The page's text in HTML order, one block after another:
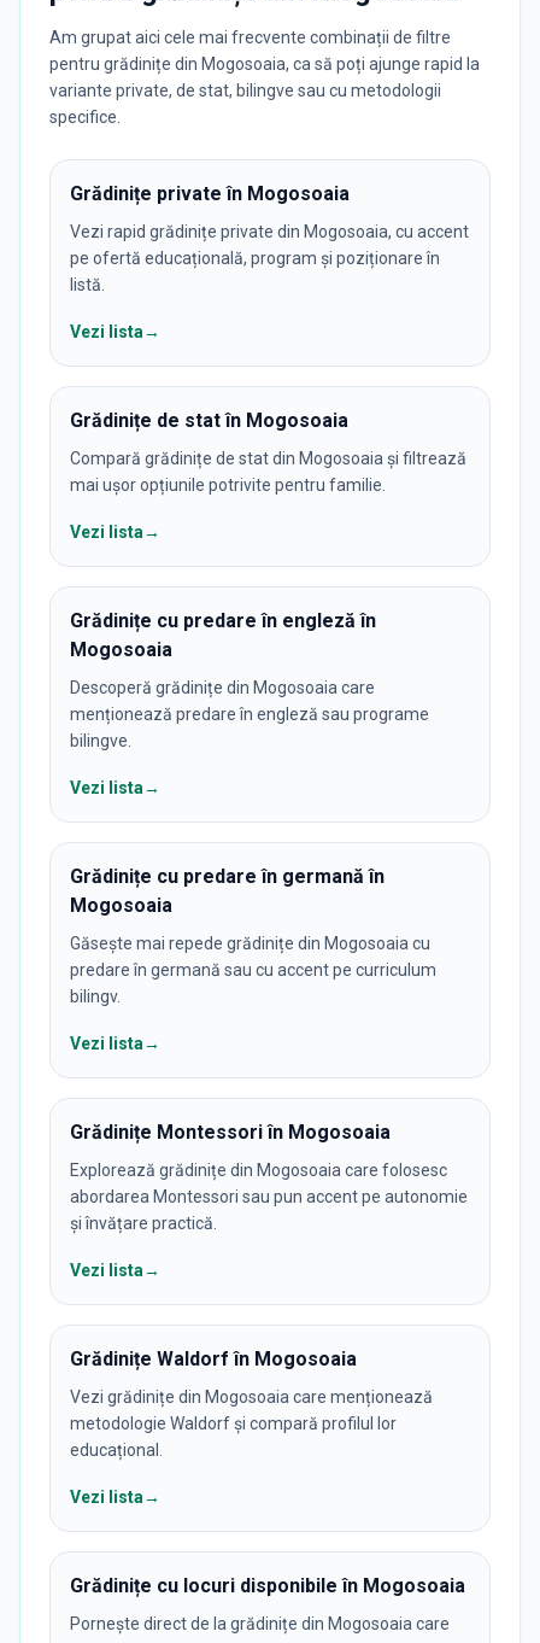
Am grupat aici cele mai frecvente combinații de filtre
pentru grădinițe din Mogosoaia, ca să poți ajunge rapid la
variante private, de stat, bilingve sau cu metodologii
specifice.
Grădinițe private în Mogosoaia
Vezi rapid grădinițe private din Mogosoaia, cu accent
pe ofertă educațională, program și poziționare în
listă.
Vezi lista→
Grădinițe de stat în Mogosoaia
Compară grădinițe de stat din Mogosoaia și filtrează
mai ușor opțiunile potrivite pentru familie.
Vezi lista→
Grădinițe cu predare în engleză în
Mogosoaia
Descoperă grădinițe din Mogosoaia care
menționează predare în engleză sau programe
bilingve.
Vezi lista→
Grădinițe cu predare în germană în
Mogosoaia
Găsește mai repede grădinițe din Mogosoaia cu
predare în germană sau cu accent pe curriculum
bilingv.
Vezi lista→
Grădinițe Montessori în Mogosoaia
Explorează grădinițe din Mogosoaia care folosesc
abordarea Montessori sau pun accent pe autonomie
și învățare practică.
Vezi lista→
Grădinițe Waldorf în Mogosoaia
Vezi grădinițe din Mogosoaia care menționează
metodologie Waldorf și compară profilul lor
educațional.
Vezi lista→
Grădinițe cu locuri disponibile în Mogosoaia
Pornește direct de la grădinițe din Mogosoaia care